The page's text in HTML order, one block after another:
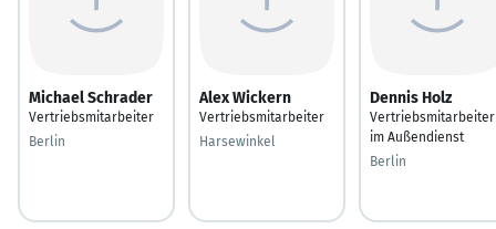
Michael Schrader
Vertriebsmitarbeiter
Berlin
Alex Wickern
Vertriebsmitarbeiter
Harsewinkel
Dennis Holz
Vertriebsmitarbeiter
im Außendienst
Berlin